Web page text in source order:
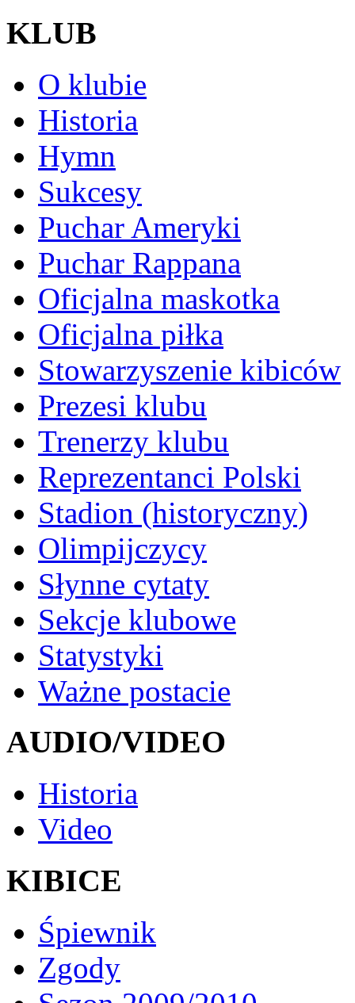
KLUB
O klubie
Historia
Hymn
Sukcesy
Puchar Ameryki
Puchar Rappana
Oficjalna maskotka
Oficjalna piłka
Stowarzyszenie kibiców
Prezesi klubu
Trenerzy klubu
Reprezentanci Polski
Stadion (historyczny)
Olimpijczycy
Słynne cytaty
Sekcje klubowe
Statystyki
Ważne postacie
AUDIO/VIDEO
Historia
Video
KIBICE
Śpiewnik
Zgody